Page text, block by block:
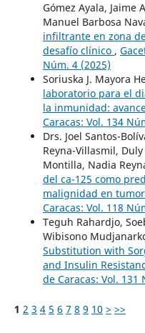
Gómez Ayala, Jaime
Manuel Barbosa
infiltrante en zona
desafío clínico ,
Núm. 4 (2025)
Soriuska J. Mayora
laboratorio para el
la inmunidad:
Caracas: Vol. 134
Drs. Joel Santos-
Reyna-Villasmil,
Montilla, Nadia
del ca-125 como
malignidad en
Caracas: Vol. 118
Teguh Rahardjo,
Wibisono
Substitution with
and Insulin
de Caracas: Vol. 131
1 2 3 4 5 6 7 8 9 10 > >>